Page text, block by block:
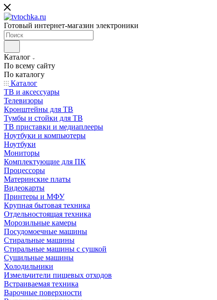
Готовый интернет-магазин электроники
Каталог
По всему сайту
По каталогу
Каталог
ТВ и аксессуары
Телевизоры
Кронштейны для ТВ
Тумбы и стойки для ТВ
ТВ приставки и медиаплееры
Ноутбуки и компьютеры
Ноутбуки
Мониторы
Комплектующие для ПК
Процессоры
Материнские платы
Видеокарты
Принтеры и МФУ
Крупная бытовая техника
Отдельностоящая техника
Морозильные камеры
Посудомоечные машины
Стиральные машины
Стиральные машины с сушкой
Сушильные машины
Холодильники
Измельчители пищевых отходов
Встраиваемая техника
Варочные поверхности